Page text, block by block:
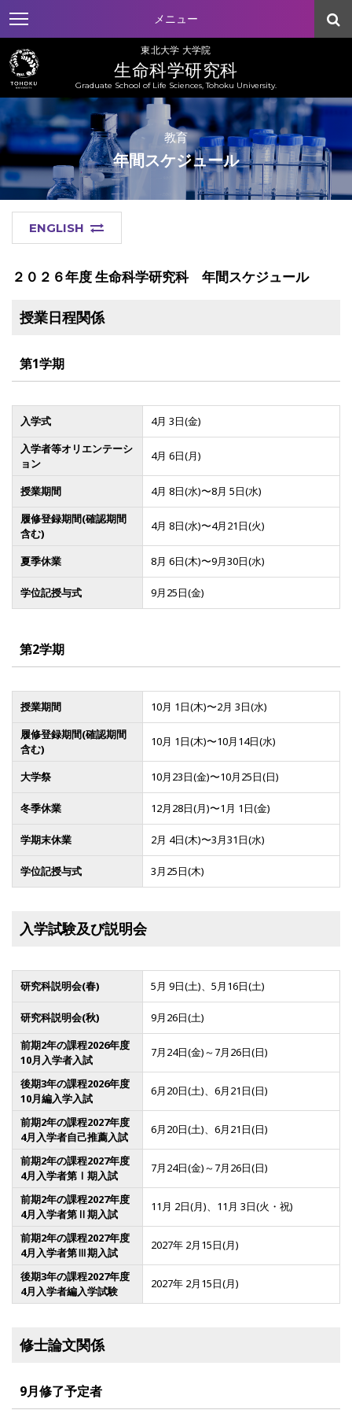
メニュー
東北大学 大学院
生命科学研究科
Graduate School of Life Sciences, Tohoku University.
教育
年間スケジュール
ENGLISH
２０２６年度 生命科学研究科 年間スケジュール
授業日程関係
第1学期
入学式
4月 3日(金)
入学者等オリエンテーシ
ョン
4月 6日(月)
授業期間
4月 8日(水)〜8月 5日(水)
履修登録期間(確認期間
含む)
4月 8日(水)〜4月21日(火)
夏季休業 8月 6日(木)〜9月30日(水)
学位記授与式 9月25日(金)
第2学期
授業期間
10月 1日(木)〜2月 3日(水)
履修登録期間(確認期間
含む)
10月 1日(木)〜10月14日(水)
大学祭 10月23日(金)〜10月25日(日)
冬季休業 12月28日(月)〜1月 1日(金)
学期末休業 2月 4日(木)〜3月31日(水)
学位記授与式 3月25日(木)
入学試験及び説明会
研究科説明会(春) 5月 9日(土)、5月16日(土)
研究科説明会(秋)
9月26日(土)
前期2年の課程2026年度
10月入学者入試
7月24日(金)～7月26日(日)
後期3年の課程2026年度
10月編入学入試
6月20日(土)、6月21日(日)
前期2年の課程2027年度
4月入学者自己推薦入試
6月20日(土)、6月21日(日)
前期2年の課程2027年度
4月入学者第Ⅰ期入試
7月24日(金)～7月26日(日)
前期2年の課程2027年度
4月入学者第Ⅱ期入試
11月 2日(月)、11月 3日(火・祝)
前期2年の課程2027年度
4月入学者第Ⅲ期入試
2027年 2月15日(月)
後期3年の課程2027年度
4月入学者編入学試験
2027年 2月15日(月)
修士論文関係
9月修了予定者